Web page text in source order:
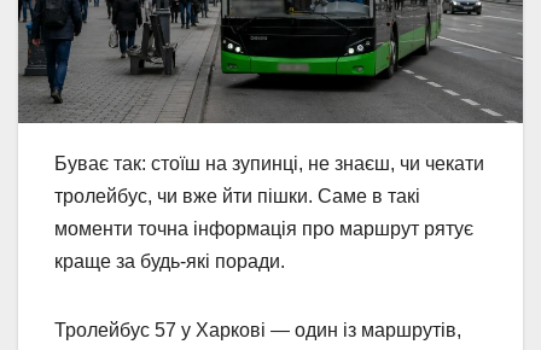
Буває так: стоїш на зупинці, не знаєш, чи чекати
тролейбус, чи вже йти пішки. Саме в такі
моменти точна інформація про маршрут рятує
краще за будь-які поради.
Тролейбус 57 у Харкові — один із маршрутів,